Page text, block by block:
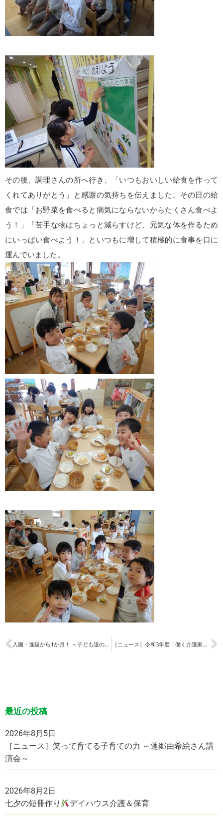
その後、調理さんの所へ行き、「いつもおいしい給食を作って
くれてありがとう」と感謝の気持ちを伝えました。その日の給
食では「お野菜を食べると病気にならないからたくさん食べよ
う！」「苦手な物はちょっと減らすけど、元気な体を作るため
にいっぱい食べよう！」といつもに増して積極的に食事を口に
運んでいました。
入園・進級から1か月！ ～子ども達の様子 ０，１，２歳児クラス～ ［ニュース］令和3年度「働く介護家族向け初任者研修」 入校式
最近の投稿
2026年8月5日
［ニュース］笑って育てる子育ての力 ～蓬郷由希絵さん講
演会～
2026年8月2日
七夕の短冊作り デイハウス介護＆保育